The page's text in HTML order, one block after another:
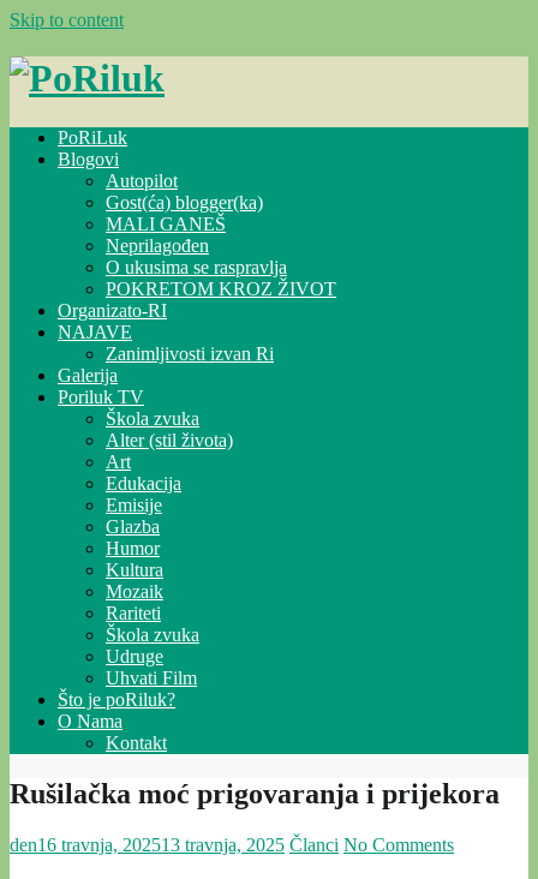
Skip to content
PoRiLuk
Blogovi
Autopilot
Gost(ća) blogger(ka)
MALI GANEŠ
Neprilagođen
O ukusima se raspravlja
POKRETOM KROZ ŽIVOT
Organizato-RI
NAJAVE
Zanimljivosti izvan Ri
Galerija
Poriluk TV
Škola zvuka
Alter (stil života)
Art
Edukacija
Emisije
Glazba
Humor
Kultura
Mozaik
Rariteti
Škola zvuka
Udruge
Uhvati Film
Što je poRiluk?
O Nama
Kontakt
Rušilačka moć prigovaranja i prijekora
den16 travnja, 202513 travnja, 2025 Članci No Comments